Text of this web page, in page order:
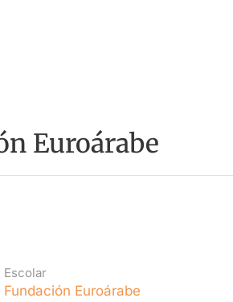
Euroárabe
Escolar
Fundación Euroárabe